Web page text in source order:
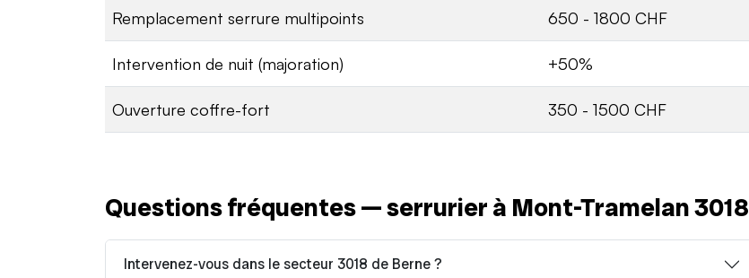
Remplacement serrure multipoints 650 - 1800 CHF
Intervention de nuit (majoration) +50%
Ouverture coffre-fort 350 - 1500 CHF
Questions fréquentes — serrurier à Mont-Tramelan 3018
Intervenez-vous dans le secteur 3018 de Berne ?